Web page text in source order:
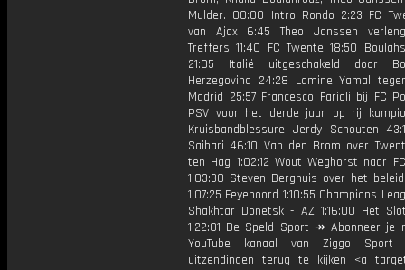
Mulder. 00:00 Intro Rondo 2:23 FC
van Ajax 6:45 Theo Janssen
Treffers 11:40 FC Twente 18:50
21:05 Italië uitgeschakeld door
Herzegovina 24:28 Lamine Yamal
Madrid 25:57 Francesco Farioli bij FC
PSV voor het derde jaar op rij
Kruisbandblessure Jerdy Schouten
Saibari 46:10 Van den Brom over
ten Hag 1:02:12 Wout Weghorst naar
1:03:30 Steven Berghuis over het
1:07:25 Feyenoord 1:10:55 Champions
Shakhtar Donetsk - AZ 1:16:00 Het
1:22:01 De Speld Sport ↠ Abonneer je
YouTube kanaal van Ziggo
uitzendingen terug te kijken <a